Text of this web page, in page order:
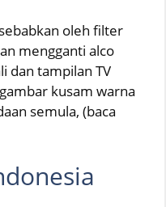
oleh filter
mengganti alco
dan tampilan TV
kusam warna
semula, (baca